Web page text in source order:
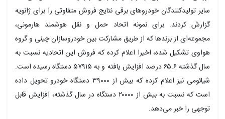
سایر تولیدکنندگان خودروهای برقی نتایج فروش متفاوتی را برای ژانویه
گزارش کردند. برای نمونه اتحاد حمل و نقل هوشمند هارمونی،
مجموعه‌ای از برندها که از طریق مشارکت بین خودروسازان چینی و گروه
هواوی تشکیل شده، اخیرا اعلام کرده که فروش این اتحادیه نسبت به
سال گذشته ۶۵.۶ درصد افزایش یافته و به ۵۷۹۱۵ دستگاه رسیده است.
شیائومی نیز اعلام کرده که بیش از ۳۹۰۰۰ دستگاه خودرو تحویل داده
است که نسبت به بیش از ۲۰۰۰۰ دستگاه در سال گذشته، افزایش قابل
توجهی را خبر می‌دهد.